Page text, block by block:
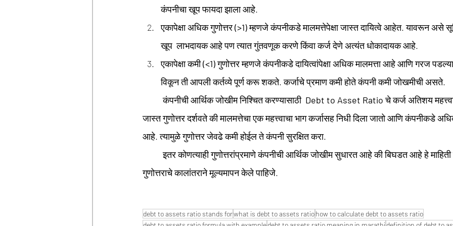
कंपनीचा खूप फायदा झाला आहे.
एकापेक्षा अधिक गुणोत्तर (>1) म्हणजे कंपनीकडे मालमत्तेपेक्षा जास्त दायित्वे आहेत. यावरून असे
खूप  लाभदायक आहे पण त्यात गुंतवणूक करणे किंवा कर्ज देणे अत्यंत धोकादायक आहे.
एकापेक्षा कमी (<1) गुणोत्तर म्हणजे कंपनीकडे दायित्वांपेक्षा अधिक मालमत्ता आहे आणि गरज
विकून ती आपली कर्तव्ये पूर्ण करू शकते. कर्जाचे प्रमाण कमी होते कंपनी कमी जोखमीची असते.
	कंपनीची आर्थिक जोखीम निश्चित करण्यासाठी
Debt to Asset Ratio चे कर्ज अतिशय
जास्त गुणोत्तर दर्शवते की मालमत्तेचा एक महत्त्वाचा भाग कर्जासह निधी दिला जातो आणि कंपनीकडे
आहे. त्यामुळे गुणोत्तर जेवढे कमी होईल ते कंपनी सुरक्षित करा.
	इतर कोणत्याही गुणोत्तरांप्रमाणे कंपनीची आर्थिक जोखीम सुधारत आहे की बिघडत आहे हे माहिती करण्यासाठी या
गुणोत्तराचे कालांतराने मूल्यमापन केले पाहिजे.
debt to assets ratio stands forwhat is debt to assets ratiohow to calculate debt to assets ratio